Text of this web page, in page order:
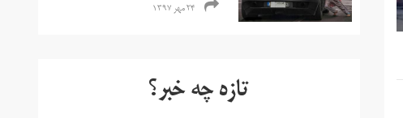
۲۴ مهر ۱۳۹۷
تازه چه خبر؟